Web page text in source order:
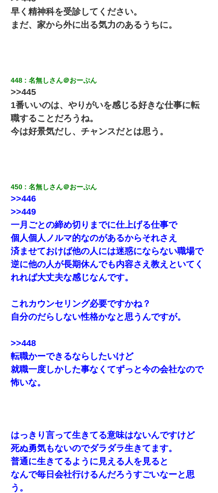
３２歳俺「ずっと好きでした！！付き合って下さい！」 ２５歳
体中に赤い蕁麻疹みたいなのができて、皮膚科にいったら「ジベ
結婚生活10ヶ月目で嫁から一方的に「もう冷めた」と離婚切り出
された
妻「ずっと好きだった人と一緒になりたいから、わかれてくださ
い」→離婚後、娘と実家で生活してると…
とっさに女児を捕まえたら変質者扱いされた。母親「あっち行っ
てよ！気持ち悪い！（ｼｯｼｯ」→ 後日、俺を見つけた母親がすっ飛
んできて・・・
ナンパにほいほい付いていった私、地獄に落ちる
した。B子「A男くんと別れたって本当？私が付き合ってもい
い？」
見回りで犯人が捕まったが、それが…｜生活｜ヌルポあんてな
日曜日、会社の窓を見ると同僚の姿。俺（あれ？ディズニーシー
じゃ？）→俺電話「今何してんの？」同僚「シーで並んでるこ
と！」俺「会社にいない？」→次の瞬間、すごい鳥肌が立った
見合いにて。嫁「はじめまして」俺「失礼ですが○○さんご本人で
すか？」
【衝撃】嫁父の会社に勤続１０年、手取り１４万 → 俺「２２万も
らえる会社から誘われた。転職したい」義父「クビ！（激怒」嫁
「離婚！（激怒」
早く精神科を受診してください。
まだ、家から外に出る気力のあるうちに。
448 名無しさん＠おーぷん
>>445
1番いいのは、やりがいを感じる好きな仕事に転
職することだろうね。
今は好景気だし、チャンスだとは思う。
450 名無しさん＠おーぷん
>>446
>>449
一月ごとの締め切りまでに仕上げる仕事で
個人個人ノルマ的なのがあるからそれさえ
済ませておけば他の人には迷惑にならない職場で
逆に他の人が長期休んでも内容さえ教えといてく
れれば大丈夫な感じなんです。
これカウンセリング必要ですかね？
自分のだらしない性格かなと思うんですが。
>>448
転職かーできるならしたいけど
就職一度しかした事なくてずっと今の会社なので
怖いな。
はっきり言って生きてる意味はないんですけど
死ぬ勇気もないのでダラダラ生きてます。
普通に生きてるように見える人を見ると
なんで毎日会社行けるんだろうすごいなーと思
う。